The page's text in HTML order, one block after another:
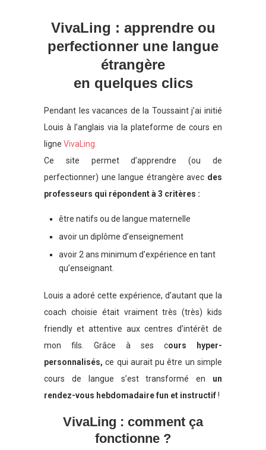
VivaLing : apprendre ou
perfectionner une langue
étrangère
en quelques clics
Pendant les vacances de la Toussaint j’ai initié
Louis à l’anglais via la plateforme de cours en
ligne VivaLing.
Ce site permet d’apprendre (ou de
perfectionner) une langue étrangère avec des
professeurs qui répondent à 3 critères :
être natifs ou de langue maternelle
avoir un diplôme d’enseignement
avoir 2 ans minimum d’expérience en tant
qu’enseignant.
Louis a adoré cette expérience, d’autant que la
coach choisie était vraiment très (très) kids
friendly et attentive aux centres d’intérêt de
mon fils. Grâce à ses cours hyper-
personnalisés, ce qui aurait pu être un simple
cours de langue s’est transformé en un
rendez-vous hebdomadaire fun et instructif!
VivaLing : comment ça
fonctionne ?